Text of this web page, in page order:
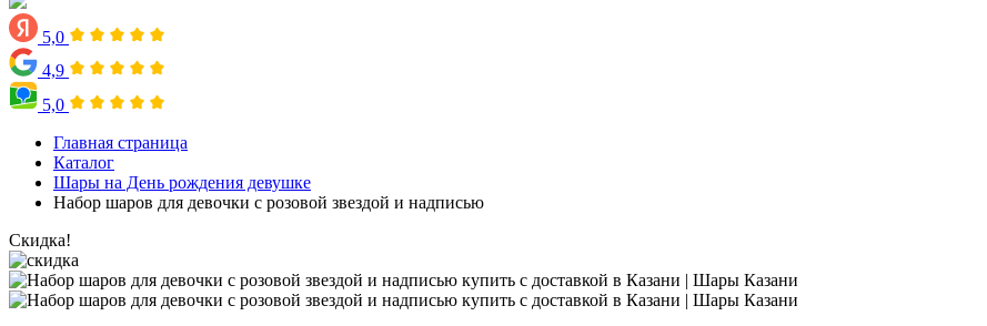
5,0
4,9
5,0
Главная страница
Каталог
Шары на День рождения девушке
Набор шаров для девочки с розовой звездой и надписью
Скидка!